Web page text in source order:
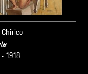
Chirico
1918